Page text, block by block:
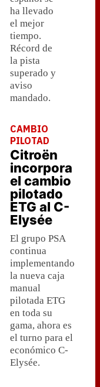
ha llevado
el mejor
tiempo.
Récord de
la pista
superado y
aviso
mandado.
CAMBIO
PILOTAD
Citroën
incorpora
el cambio
pilotado
ETG al C-
Elysée
El grupo PSA
continua
implementando
la nueva caja
manual
pilotada ETG
en toda su
gama, ahora es
el turno para el
económico C-
Elysée.